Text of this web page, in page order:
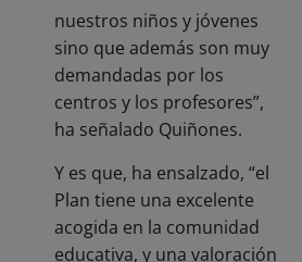
nuestros niños y jóvenes
sino que además son muy
demandadas por los
centros y los profesores”,
ha señalado Quiñones.
Y es que, ha ensalzado, “el
Plan tiene una excelente
acogida en la comunidad
educativa, y una valoración